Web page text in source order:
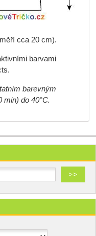
cca 20 cm).
barvami
barevným
min) do 40°C.